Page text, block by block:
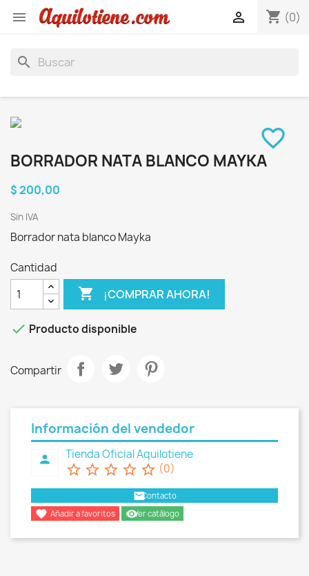
 shopping_cart (0)

search
favorite_border
BORRADOR NATA BLANCO MAYKA
$ 200,00
Sin IVA
Borrador nata blanco Mayka
Cantidad
 ¡COMPRAR AHORA!
 Producto disponible
Compartir
Información del vendedor
person Tienda Oficial Aquilotiene
star_border star_border star_border star_border star_border (0)
emailContacto
 Añadir a favoritos remove_red_eyeVer catálogo